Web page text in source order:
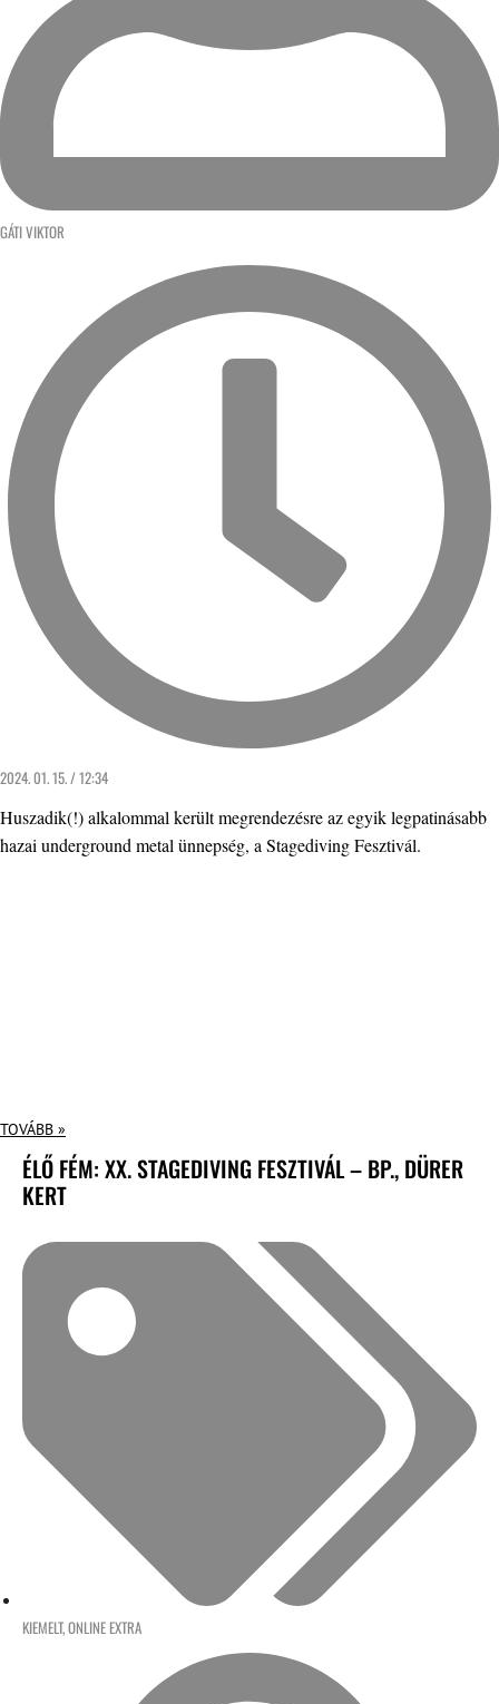
GÁTI VIKTOR
2024. 01. 15. / 12:34
Huszadik(!) alkalommal került megrendezésre az egyik legpatinásabb
hazai underground metal ünnepség, a Stagediving Fesztivál.
TOVÁBB »
ÉLŐ FÉM: XX. STAGEDIVING FESZTIVÁL – BP., DÜRER
KERT
KIEMELT,ONLINE EXTRA